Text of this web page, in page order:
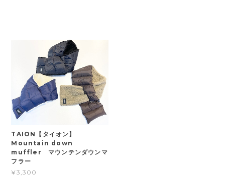
TAION【タイオン】
Mountain down
muffler マウンテンダウンマ
フラー
¥3,300